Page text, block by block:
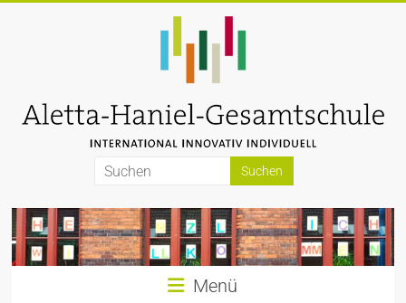
Aletta-
Haniel-
Gesamtschule
Menü